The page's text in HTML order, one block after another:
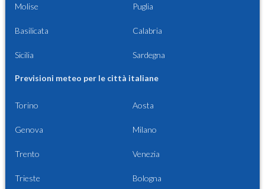
Molise Puglia
Basilicata Calabria
Sicilia Sardegna
Previsioni meteo per le città italiane
Torino Aosta
Genova Milano
Trento Venezia
Trieste Bologna